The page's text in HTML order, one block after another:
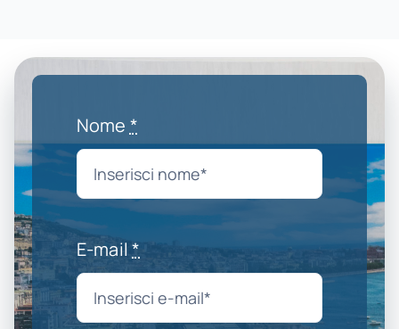
Nome *
E-mail*